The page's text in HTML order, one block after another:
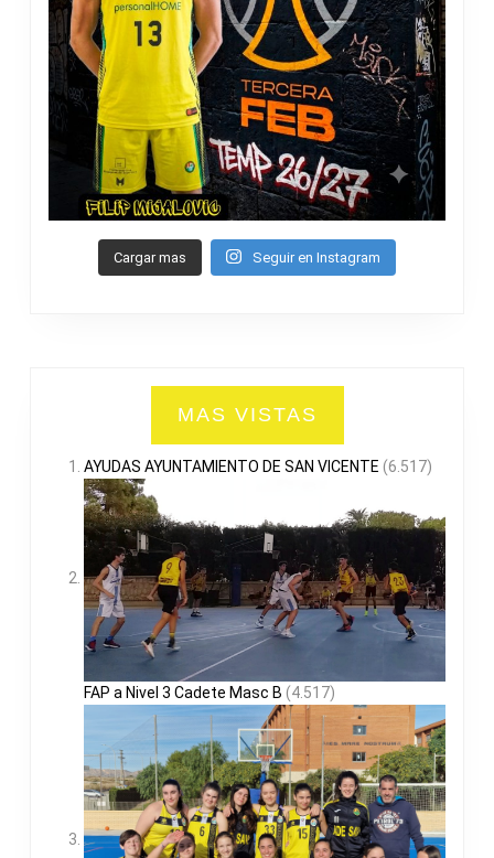
Cargar mas Seguir en Instagram
MAS VISTAS
AYUDAS AYUNTAMIENTO DE SAN VICENTE (6.517)
FAP a Nivel 3 Cadete Masc B (4.517)